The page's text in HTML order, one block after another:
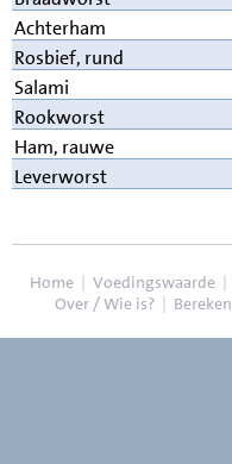
Achterham
Rosbief, rund
Salami
Rookworst
Ham, rauwe
Leverworst
Home | Voedingswaarde |
Over / Wie is? | Bereken